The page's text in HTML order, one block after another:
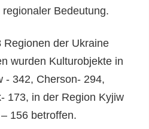
Bedeutung.
Regionen der Ukraine
wurden Kulturobjekte in
- 342, Cherson- 294,
173, in der Region Kyjiw
156 betroffen.